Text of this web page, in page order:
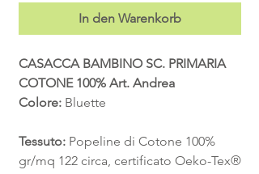
In den Warenkorb
CASACCA BAMBINO SC. PRIMARIA
COTONE 100% Art. Andrea
Colore: Bluette
Tessuto: Popeline di Cotone 100%
gr/mq 122 circa, certificato Oeko-Tex®